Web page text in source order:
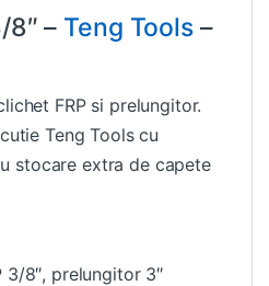
– Teng Tools–
FRP si prelungitor.
Teng Tools cu
stocare extra de capete
3/8″, prelungitor 3″